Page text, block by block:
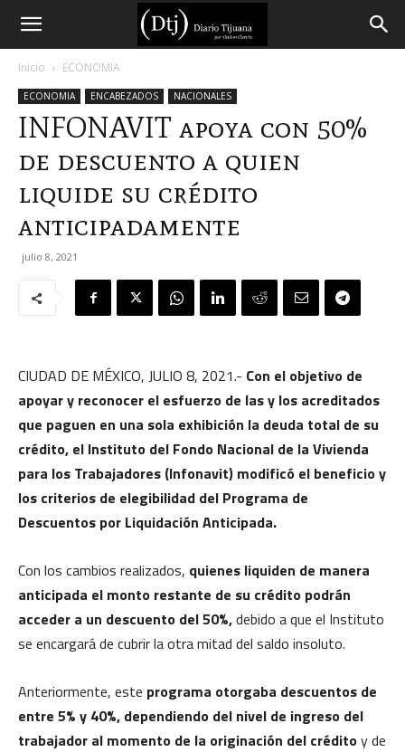
Diario
Tijuana
Inicio ECONOMIA
ECONOMIA ENCABEZADOS NACIONALES
INFONAVIT apoya con 50%
de descuento a quien
liquide su crédito
anticipadamente
julio 8, 2021
CIUDAD DE MÉXICO, JULIO 8, 2021.- Con el objetivo de
apoyar y reconocer el esfuerzo de las y los acreditados
que paguen en una sola exhibición la deuda total de su
crédito, el Instituto del Fondo Nacional de la Vivienda
para los Trabajadores (Infonavit) modificó el beneficio y
los criterios de elegibilidad del Programa de
Descuentos por Liquidación Anticipada.
Con los cambios realizados, quienes liquiden de manera
anticipada el monto restante de su crédito podrán
acceder a un descuento del 50%,debido a que el Instituto
se encargará de cubrir la otra mitad del saldo insoluto.
Anteriormente, este programa otorgaba descuentos de
entre 5% y 40%, dependiendo del nivel de ingreso del
trabajador al momento de la originación del créditoy de